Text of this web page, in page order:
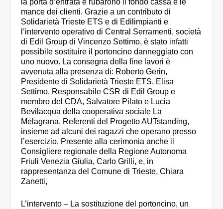
mance dei clienti. Grazie a un contributo di
Solidarietà Trieste ETS e di Edilimpianti e
l’intervento operativo di Central Serramenti, società
di Edil Group di Vincenzo Settimo, è stato infatti
possibile sostituire il portoncino danneggiato con
uno nuovo. La consegna della fine lavori è
avvenuta alla presenza di: Roberto Gerin,
Presidente di Solidarietà Trieste ETS, Elisa
Settimo, Responsabile CSR di Edil Group e
membro del CDA, Salvatore Pilato e Lucia
Bevilacqua della cooperativa sociale La
Melagrana, Referenti del Progetto AUTstanding,
insieme ad alcuni dei ragazzi che operano presso
l’esercizio. Presente alla cerimonia anche il
Consigliere regionale della Regione Autonoma
Friuli Venezia Giulia, Carlo Grilli, e, in
rappresentanza del Comune di Trieste, Chiara
Zanetti,
L’intervento – La sostituzione del portoncino, un